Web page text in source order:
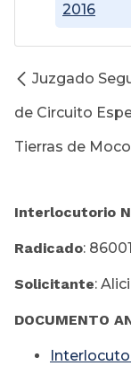
2016
Juzgado
de Circuito
Tierras de
Interlocutorio
Radicado:
Solicitante:
DOCUMENTO